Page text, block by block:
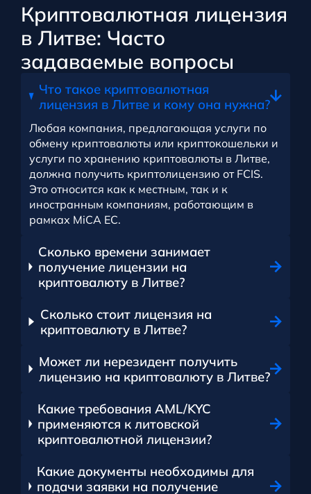
Криптовалютная лицензия
в Литве: Часто
задаваемые вопросы
Что такое криптовалютная
лицензия в Литве и кому она нужна?
Любая компания, предлагающая услуги по
обмену криптовалюты или криптокошельки и
услуги по хранению криптовалюты в Литве,
должна получить криптолицензию от FCIS.
Это относится как к местным, так и к
иностранным компаниям, работающим в
рамках MiCA ЕС.
Сколько времени занимает
получение лицензии на
криптовалюту в Литве?
Сколько стоит лицензия на
криптовалюту в Литве?
Может ли нерезидент получить
лицензию на криптовалюту в Литве?
Какие требования AML/KYC
применяются к литовской
криптовалютной лицензии?
Какие документы необходимы для
подачи заявки на получение